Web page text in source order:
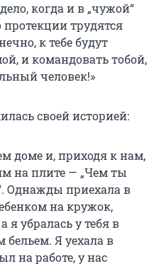
когда и в „чужой“
трудятся
к тебе будут
и командовать тобой,
человек!»
своей историей:
доме и, приходя к нам,
на плите — „Чем ты
Однажды приехала в
на кружок,
я убралась у тебя в
Я уехала в
на работе, у нас